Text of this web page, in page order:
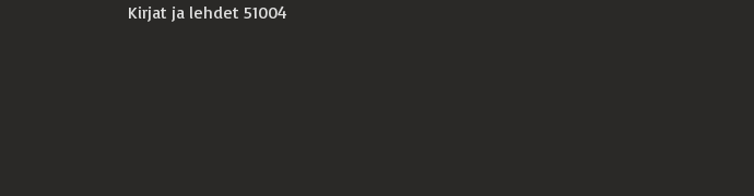
Kirjat ja lehdet 51004